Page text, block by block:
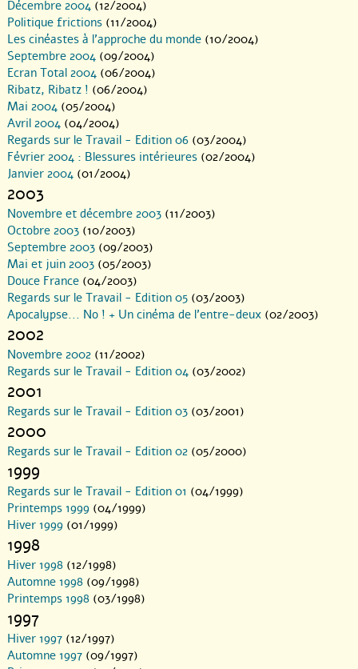
Décembre 2004 (12/2004)
Politique frictions (11/2004)
Les cinéastes à l’approche du monde (10/2004)
Septembre 2004 (09/2004)
Ecran Total 2004 (06/2004)
Ribatz, Ribatz ! (06/2004)
Mai 2004 (05/2004)
Avril 2004 (04/2004)
Regards sur le Travail - Edition 06 (03/2004)
Février 2004 : Blessures intérieures (02/2004)
Janvier 2004 (01/2004)
2003
Novembre et décembre 2003 (11/2003)
Octobre 2003 (10/2003)
Septembre 2003 (09/2003)
Mai et juin 2003 (05/2003)
Douce France (04/2003)
Regards sur le Travail - Edition 05 (03/2003)
Apocalypse... No ! + Un cinéma de l’entre-deux (02/2003)
2002
Novembre 2002 (11/2002)
Regards sur le Travail - Edition 04 (03/2002)
2001
Regards sur le Travail - Edition 03 (03/2001)
2000
Regards sur le Travail - Edition 02 (05/2000)
1999
Regards sur le Travail - Edition 01 (04/1999)
Printemps 1999 (04/1999)
Hiver 1999 (01/1999)
1998
Hiver 1998 (12/1998)
Automne 1998 (09/1998)
Printemps 1998 (03/1998)
1997
Hiver 1997 (12/1997)
Automne 1997 (09/1997)